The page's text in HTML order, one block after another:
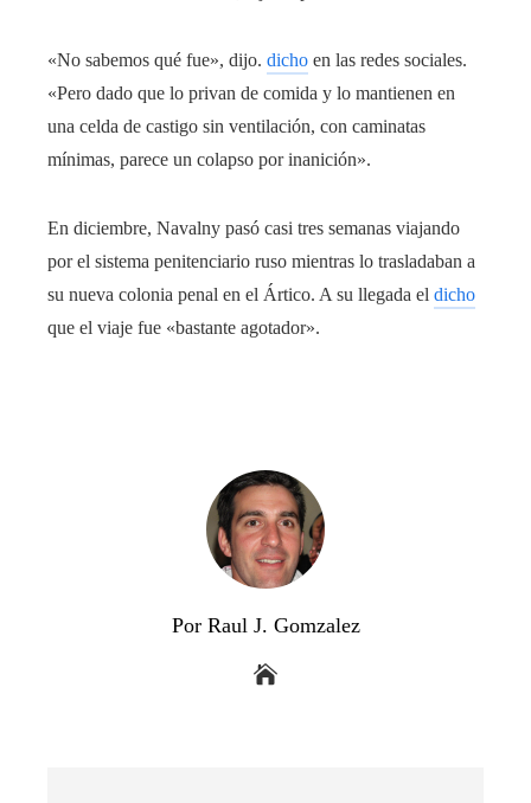
«No sabemos qué fue», dijo. dicho en las redes sociales.
«Pero dado que lo privan de comida y lo mantienen en
una celda de castigo sin ventilación, con caminatas
mínimas, parece un colapso por inanición».
En diciembre, Navalny pasó casi tres semanas viajando
por el sistema penitenciario ruso mientras lo trasladaban a
su nueva colonia penal en el Ártico. A su llegada el dicho
que el viaje fue «bastante agotador».
Por Raul J. Gomzalez